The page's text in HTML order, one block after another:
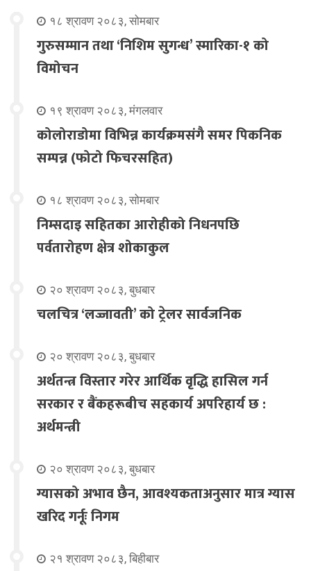
१८ श्रावण २०८३, सोमबार
गुरुसम्मान तथा ‘निशिम सुगन्ध’ स्मारिका-१ को
विमोचन
१९ श्रावण २०८३, मंगलवार
कोलोराडोमा विभिन्न कार्यक्रमसंगै समर पिकनिक
सम्पन्न (फोटो फिचरसहित)
१८ श्रावण २०८३, सोमबार
निम्सदाइ सहितका आरोहीको निधनपछि
पर्वतारोहण क्षेत्र शोकाकुल
२० श्रावण २०८३, बुधबार
चलचित्र ‘लज्जावती’ को ट्रेलर सार्वजनिक
२० श्रावण २०८३, बुधबार
अर्थतन्त्र विस्तार गरेर आर्थिक वृद्धि हासिल गर्न
सरकार र बैंकहरूबीच सहकार्य अपरिहार्य छ :
अर्थमन्त्री
२० श्रावण २०८३, बुधबार
ग्यासको अभाव छैन, आवश्यकताअनुसार मात्र ग्यास
खरिद गर्नूः निगम
२१ श्रावण २०८३, बिहीबार